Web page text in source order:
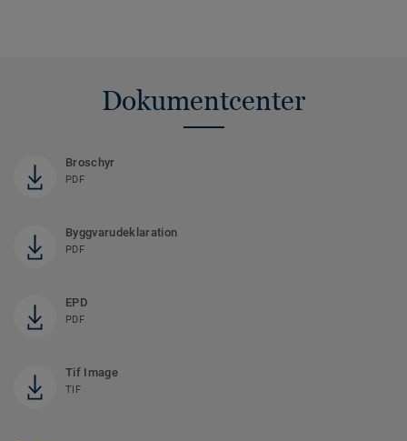
Dokumentcenter
Broschyr
PDF
Byggvarudeklaration
PDF
EPD
PDF
Tif Image
TIF